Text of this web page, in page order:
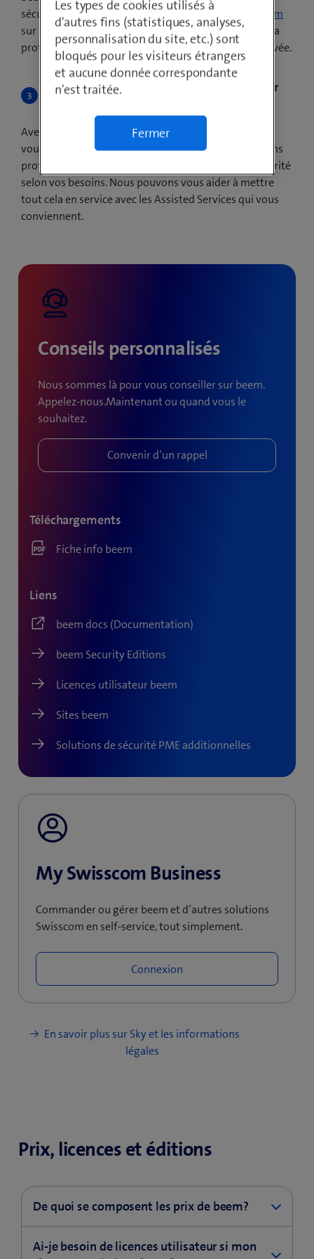
sécurité avancées, les utilisateurs utilisent
l’appli beem
sur PC, Mac, tablette ou smartphone. Avec Essential, la
protection contre les cybermenaces est toujours activée.
Configurer les fonctions de sécurité (à partir
Avec les Security Editions Standard, Plus et Premium,
vous configurez desaccès Zero Trustà vos applications
professionnelles ainsi que d’autres fonctions de sécurité
selon vos besoins. Nous pouvons vous aider à mettre
tout cela en service avec les Assisted Services qui vous
conviennent.
Conseils personnalisés
Nous sommes là pour vous conseiller sur beem.
Appelez-nous.Maintenant ou quand vous le
souhaitez.
Téléchargements
Fiche info beem
Liens
beem docs (Documentation)
beem Security Editions
Licences utilisateur beem
Sites beem
Solutions de sécurité PME additionnelles
My Swisscom Business
Commander ou gérer beem et d’autres solutions
Swisscom en self-service, tout simplement.
Connexion
En savoir plus sur Sky et les informations
légales
Prix, licences et éditions
De quoi se composent les prix de beem?
Les prix de beem se composent de trois éléments:
Ai-je besoin de licences utilisateur si mon
Les types de cookies utilisés à
d'autres fins (statistiques, analyses,
personnalisation du site, etc.) sont
bloqués pour les visiteurs étrangers
et aucune donnée correspondante
n'est traitée.
Fermer